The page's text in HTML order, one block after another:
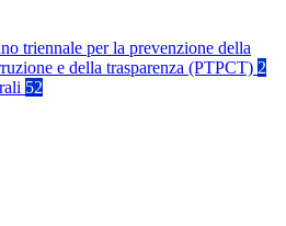
triennale per la prevenzione della
e della trasparenza (PTPCT) 2
52